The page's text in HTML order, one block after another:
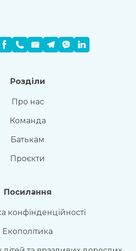
Розділи
Про нас
Команда
Батькам
Проєкти
Посилання
конфінденційності
Екополітика